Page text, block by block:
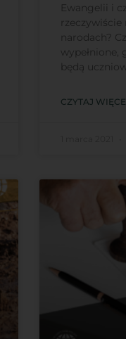
Ewangelii i
rzeczywiście
narodach?
wypełnione,
będą
CZYTAJ